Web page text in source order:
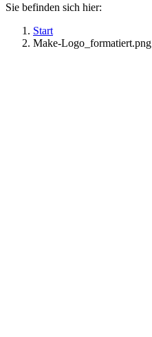
Sie befinden sich hier:
Start
Make-Logo_formatiert.png